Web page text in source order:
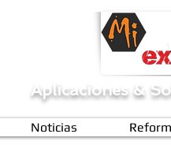
Aplicaciones &
Noticias